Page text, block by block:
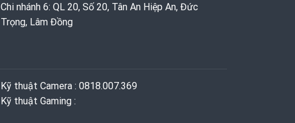
Chi nhánh 6: QL 20, Số 20, Tân An Hiệp An, Đức
Trọng, Lâm Đồng
Kỹ thuật Camera : 0818.007.369
Kỹ thuật Gaming ‭: ‬